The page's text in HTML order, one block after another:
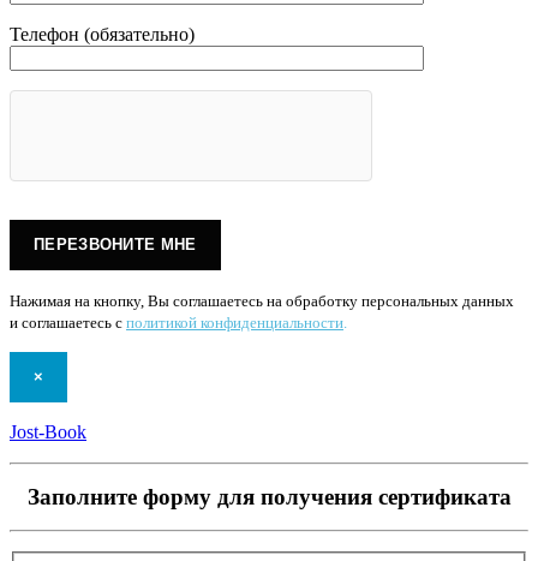
Телефон (обязательно)
Нажимая на кнопку, Вы соглашаетесь на обработку персональных данных
и соглашаетесь с политикой конфиденциальности.
×
Jost-Book
Заполните форму для получения сертификата